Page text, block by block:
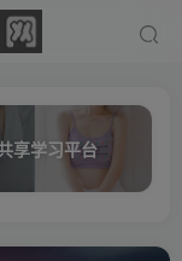
享学习平台